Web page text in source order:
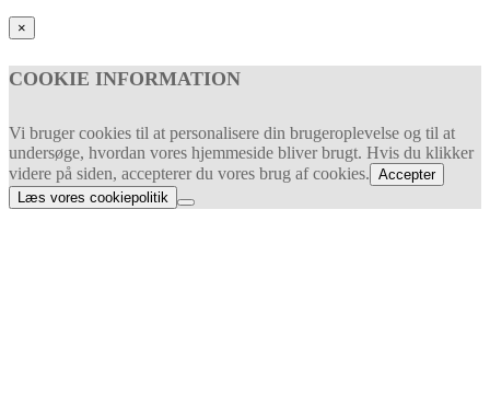
×
COOKIE INFORMATION
Vi bruger cookies til at personalisere din brugeroplevelse og til at
undersøge, hvordan vores hjemmeside bliver brugt. Hvis du klikker
videre på siden, accepterer du vores brug af cookies. Accepter
Læs vores cookiepolitik